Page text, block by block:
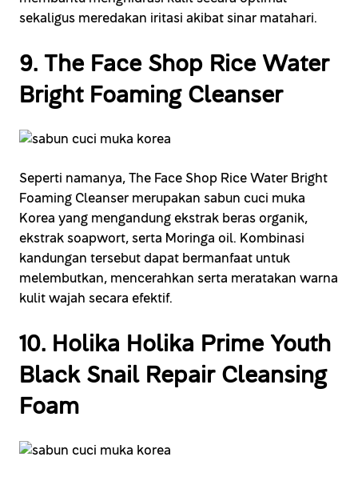
sekaligus meredakan iritasi akibat sinar matahari.
9. The Face Shop Rice Water
Bright Foaming Cleanser
Seperti namanya, The Face Shop Rice Water Bright
Foaming Cleanser merupakan sabun cuci muka
Korea yang mengandung ekstrak beras organik,
ekstrak soapwort, serta Moringa oil. Kombinasi
kandungan tersebut dapat bermanfaat untuk
melembutkan, mencerahkan serta meratakan warna
kulit wajah secara efektif.
10. Holika Holika Prime Youth
Black Snail Repair Cleansing
Foam